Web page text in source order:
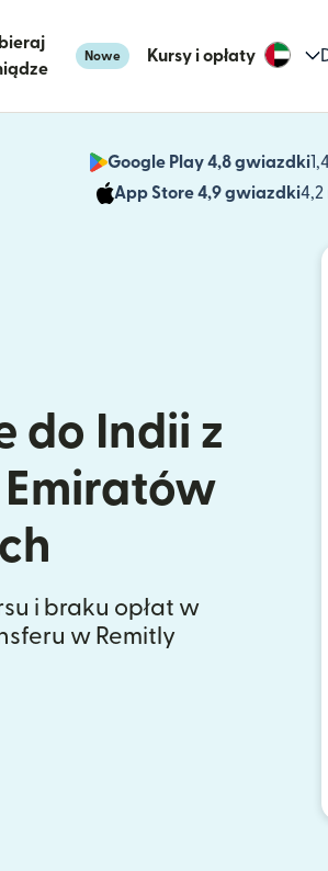
Nowe Kursy i opłaty
Google Play 4,8 gwiazdki
App Store 4,9 gwiazdki4,2
do Indii z
i braku opłat w
w Remitly